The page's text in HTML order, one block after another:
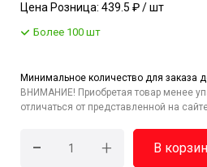
Цена Розница: 439.5 ₽ / шт
Более 100 шт
Минимальное количество для заказа
ВНИМАНИЕ! Приобретая товар менее
отличаться от представленной на
- + В